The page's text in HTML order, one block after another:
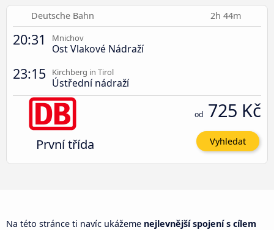
Deutsche Bahn 2h 44m
20:31 Mnichov
Ost Vlakové Nádraží
23:15 Kirchberg in Tirol
Ústřední nádraží
První třída
od 725 Kč
Vyhledat
Na této stránce ti navíc ukážeme nejlevnější spojení s cílem